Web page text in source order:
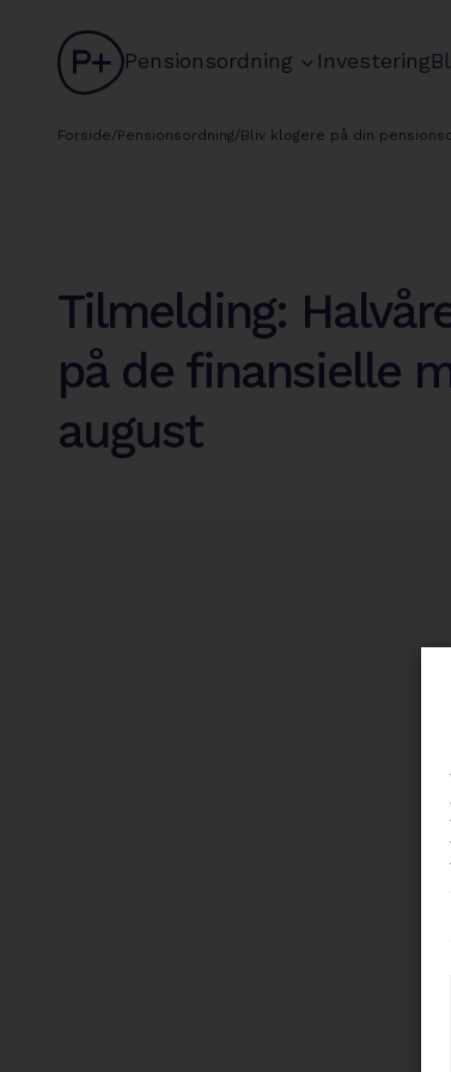
logo
Pensionsordning chevron
Investering
Forside/Pensionsordning/Bliv klogere på din
Tilmelding:
på de finansielle
august